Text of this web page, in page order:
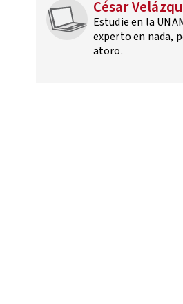
César
Estudie en la
experto en nada,
atoro.